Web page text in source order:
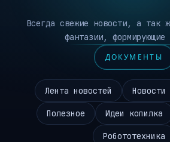
Всегда свежие новости, а так
фантазии, формирующие
ДОКУМЕНТЫ
Лента новостей Новости
Полезное Идеи копилка
Робототехника